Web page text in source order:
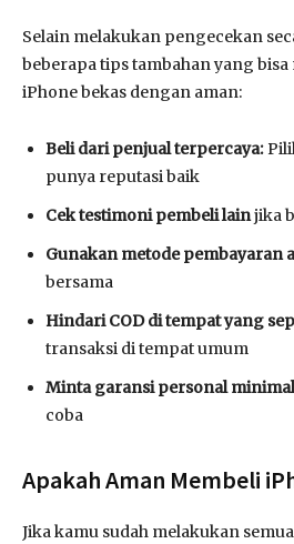
Selain melakukan pengecekan
beberapa tips tambahan yang
iPhone bekas dengan aman:
Beli dari penjual terpercaya:
punya reputasi baik
Cek testimoni pembeli lainjika
Gunakan metode pembayaran
bersama
Hindari COD di tempat yang
transaksi di tempat umum
Minta garansi personal
coba
Apakah Aman Membeli
Jika kamu sudah melakukan